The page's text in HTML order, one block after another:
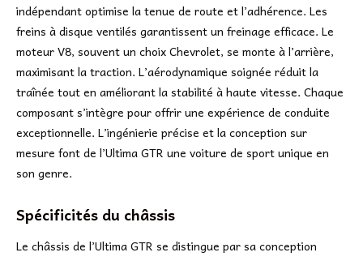
indépendant optimise la tenue de route et l’adhérence. Les
freins à disque ventilés garantissent un freinage efficace. Le
moteur V8, souvent un choix Chevrolet, se monte à l’arrière,
maximisant la traction. L’aérodynamique soignée réduit la
traînée tout en améliorant la stabilité à haute vitesse. Chaque
composant s’intègre pour offrir une expérience de conduite
exceptionnelle. L’ingénierie précise et la conception sur
mesure font de l’Ultima GTR une voiture de sport unique en
son genre.
Spécificités du châssis
Le châssis de l’Ultima GTR se distingue par sa conception